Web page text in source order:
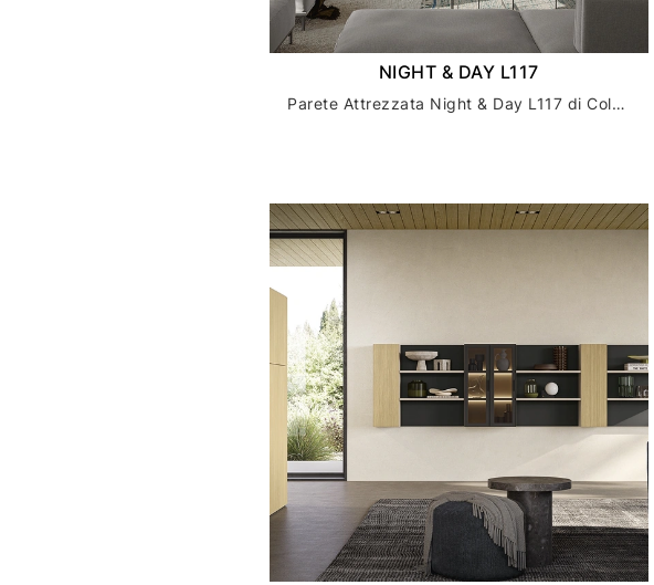
NIGHT & DAY L117
Parete Attrezzata Night & Day L117 di Colombini Casa